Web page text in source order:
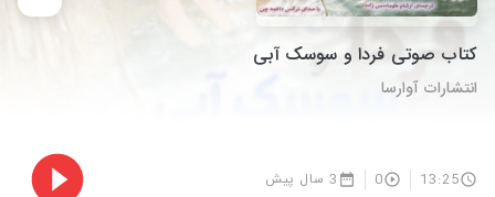
کتاب صوتی فردا و سوسک آبی
انتشارات آوارسا
13:25
0 3 سال پیش